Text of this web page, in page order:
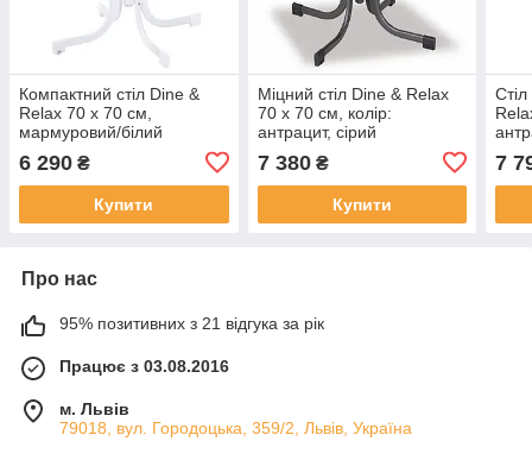
Компактний стіл Dine &
Relax 70 x 70 см,
мармуровий/білий
6 290 ₴
Купити
Міцний стіл Dine & Relax
70 x 70 см, колір:
антрацит, сірий
7 380₴
Купити
7
Про нас
95% позитивних з 21 відгука за рік
Працює з 03.08.2016
м. Львів
79018, вул. Городоцька, 359/2, Львів, Україна